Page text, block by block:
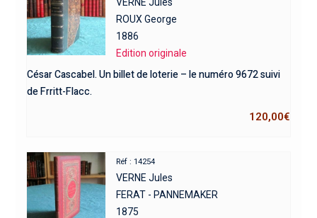
ROUX George
1886
Edition originale
César Cascabel. Un billet de loterie – le numéro 9672 suivi
de Frritt-Flacc.
120,00€
Réf : 14254
VERNE Jules
FERAT - PANNEMAKER
1875